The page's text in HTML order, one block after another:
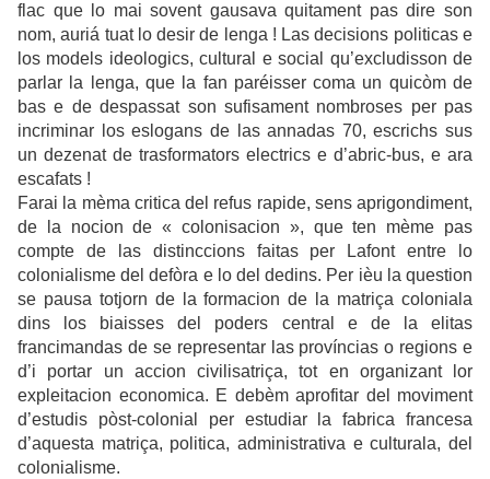
flac que lo mai sovent gausava quitament pas dire son
nom, auriá tuat lo desir de lenga ! Las decisions politicas e
los models ideologics, cultural e social qu’excludisson de
parlar la lenga, que la fan paréisser coma un quicòm de
bas e de despassat son sufisament nombroses per pas
incriminar los eslogans de las annadas 70, escrichs sus
un dezenat de trasformators electrics e d’abric-bus, e ara
escafats !
Farai la mèma critica del refus rapide, sens aprigondiment,
de la nocion de « colonisacion », que ten mème pas
compte de las distinccions faitas per Lafont entre lo
colonialisme del defòra e lo del dedins. Per ièu la question
se pausa totjorn de la formacion de la matriça coloniala
dins los biaisses del poders central e de la elitas
francimandas de se representar las províncias o regions e
d’i portar un accion civilisatriça, tot en organizant lor
expleitacion economica. E debèm aprofitar del moviment
d’estudis pòst-colonial per estudiar la fabrica francesa
d’aquesta matriça, politica, administrativa e culturala, del
colonialisme.